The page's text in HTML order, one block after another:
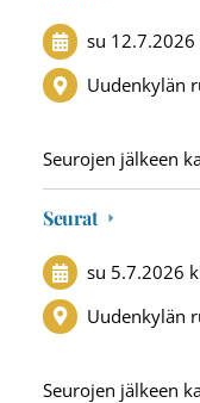
su 12.7.2026
Uudenkylän
Seurojen jälkeen
Seurat
su 5.7.2026
Uudenkylän
Seurojen jälkeen